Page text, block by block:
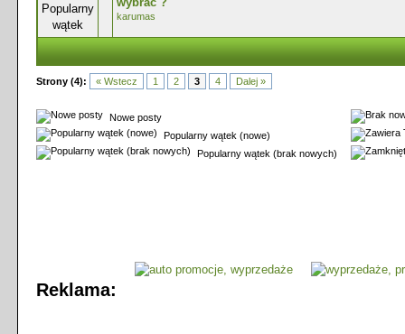
karumas
Strony (4): « Wstecz 1 2 3 4 Dalej »
Nowe posty
Popularny wątek (nowe)
Popularny wątek (brak nowych)
Reklama: